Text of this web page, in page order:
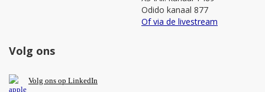
Odido kanaal 877
Of via de livestream
Volg ons
Volg ons op LinkedIn